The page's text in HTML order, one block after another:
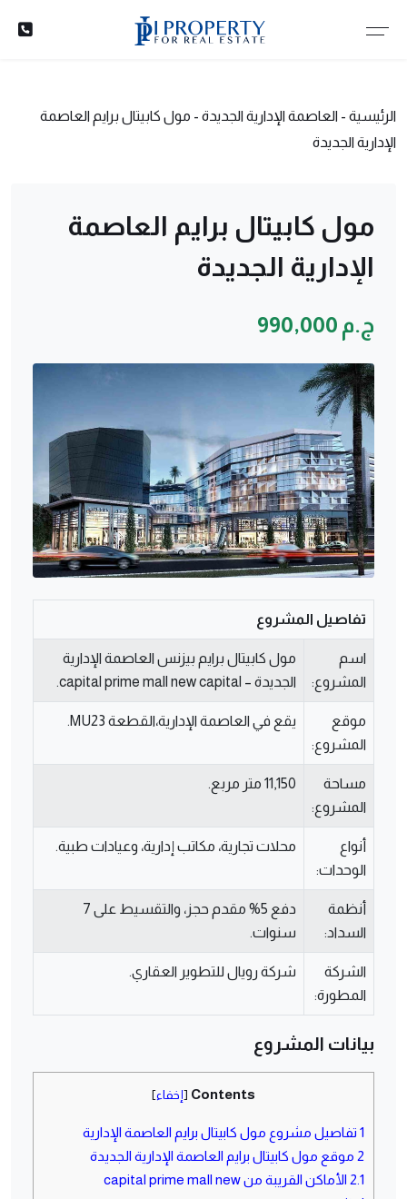
الرئيسية - العاصمة الإدارية الجديدة - مول كابيتال برايم العاصمة
الإدارية الجديدة
مول كابيتال برايم العاصمة
الإدارية الجديدة
ج.م 990,000
تفاصيل المشروع
اسم
المشروع:
مول كابيتال برايم بيزنس العاصمة الإدارية
الجديدة – capital prime mall new capital.
موقع
المشروع:
يقع في العاصمة الإدارية،القطعة MU23.
مساحة
المشروع:
11,150 متر مربع.
أنواع
الوحدات:
محلات تجارية، مكاتب إدارية، وعيادات طبية.
أنظمة
السداد:
دفع 5% مقدم حجز، والتقسيط على 7
سنوات.
الشركة
المطورة:
شركة رويال للتطوير العقاري.
بيانات المشروع
Contents
[إخفاء]
1 تفاصيل مشروع مول كابيتال برايم العاصمة الإدارية
2 موقع مول كابيتال برايم العاصمة الإدارية الجديدة
2.1
الأماكن القريبة من capital prime mall new